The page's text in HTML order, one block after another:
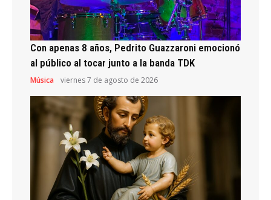
Con apenas 8 años, Pedrito Guazzaroni emocionó
al público al tocar junto a la banda TDK
Música viernes 7 de agosto de 2026